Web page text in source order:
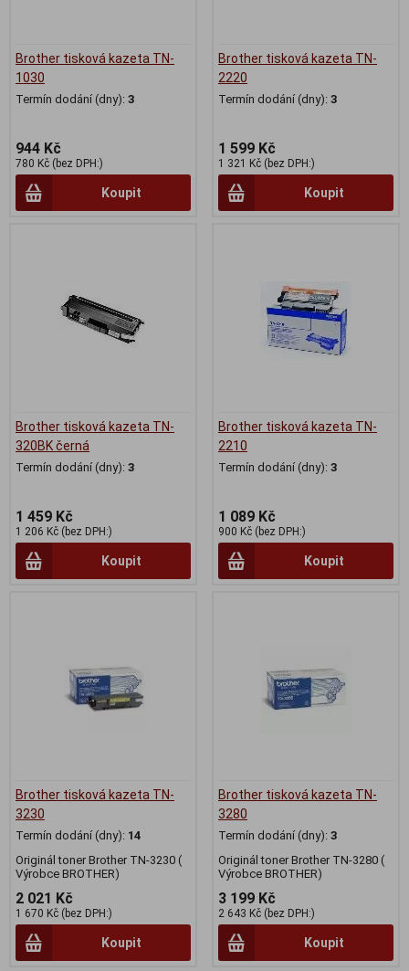
Brother tisková kazeta TN-
1030
Termín dodání (dny): 3
944 Kč
780 Kč (bez DPH:)
Koupit
Brother tisková kazeta TN-
2220
Termín dodání (dny): 3
1 599 Kč
1 321 Kč (bez DPH:)
Koupit
Brother tisková kazeta TN-
320BK černá
Termín dodání (dny): 3
1 459 Kč
1 206 Kč (bez DPH:)
Koupit
Brother tisková kazeta TN-
2210
Termín dodání (dny): 3
1 089 Kč
900 Kč (bez DPH:)
Koupit
Brother tisková kazeta TN-
3230
Termín dodání (dny): 14
Originál toner Brother TN-3230 (
Výrobce BROTHER)
2 021 Kč
1 670 Kč (bez DPH:)
Koupit
Brother tisková kazeta TN-
3280
Termín dodání (dny): 3
Originál toner Brother TN-3280 (
Výrobce BROTHER)
3 199 Kč
2 643 Kč (bez DPH:)
Koupit